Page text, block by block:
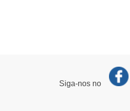
Siga-nos no